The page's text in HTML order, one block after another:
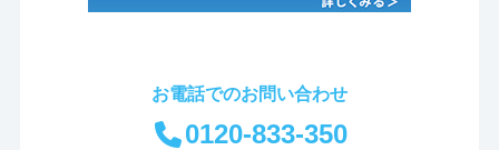
お電話でのお問い合わせ
0120-833-350